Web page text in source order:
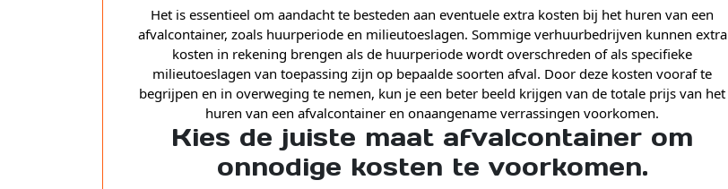
Het is essentieel om aandacht te besteden aan eventuele extra kosten bij het huren van een
afvalcontainer, zoals huurperiode en milieutoeslagen. Sommige verhuurbedrijven kunnen extra
kosten in rekening brengen als de huurperiode wordt overschreden of als specifieke
milieutoeslagen van toepassing zijn op bepaalde soorten afval. Door deze kosten vooraf te
begrijpen en in overweging te nemen, kun je een beter beeld krijgen van de totale prijs van het
huren van een afvalcontainer en onaangename verrassingen voorkomen.
Kies de juiste maat afvalcontainer om
onnodige kosten te voorkomen.